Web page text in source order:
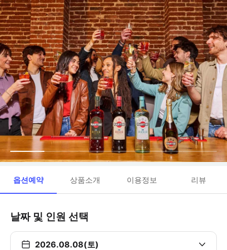
옵션예약 상품소개 이용정보 리뷰
날짜 및 인원 선택
2026.08.08(토)